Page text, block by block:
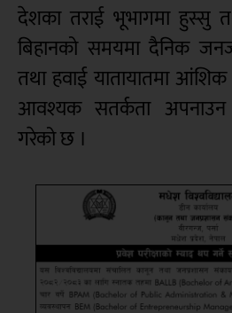
देशका तराई भूभागमा हुस्सु
बिहानको समयमा दैनिक
तथा हवाई यातायातमा आंशिक
आवश्यक सतर्कता अपनाउन
गरेको छ ।